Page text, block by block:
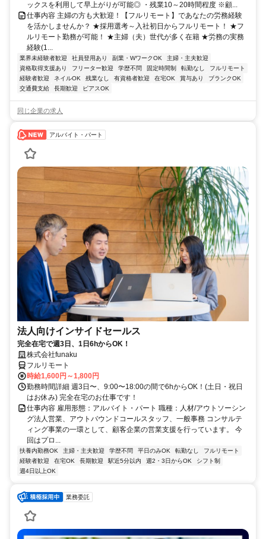
ックスを利用して早上がりが可能◎ ・残業10～20時間程度 ※顧...
仕事内容 主婦の方も大歓迎！【フルリモート】であなたの労務経験
を活かしませんか？ ★採用選考～入社初日からフルリモート！ ★フ
ルリモート勤務が可能！ ★主婦（夫）世代が多く在籍 ★労務の実務
経験(1...
業界未経験者歓迎 社員登用あり 副業・WワークOK
主婦・主夫歓迎
資格取得支援あり
フリーター歓迎 学歴不問 固定時間制 転勤なし
フルリモート
経験者歓迎
ネイルOK 残業なし 有資格者歓迎 在宅OK 賞与あり
ブランクOK
交通費支給
長期歓迎 ピアスOK
同じ企業の求人
アルバイト・パート
法人向けインサイドセールス
完全在宅で週3日、1日6hからOK！
株式会社funaku
フルリモート
時給1,600円～1,800円
勤務時間詳細 週3日〜、9:00〜18:00の間で6hからOK！(土日・祝日
はお休み) 完全在宅のお仕事です！
仕事内容 雇用形態：アルバイト・パート 職種：人材/アウトソーシン
グ法人営業、アウトバウンドコールスタッフ、一般事務 コンサルテ
ィング事業の一環として、顧客企業の営業支援を行っています。 今
回はプロ...
扶養内勤務OK 主婦・主夫歓迎 学歴不問 平日のみOK 転勤なし
フルリモート
経験者歓迎
在宅OK 長期歓迎 駅近5分以内 週2・3日からOK
シフト制
週4日以上OK
業務委託